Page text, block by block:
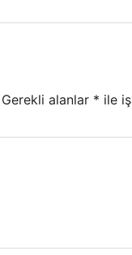
Gerekli alanlar * ile